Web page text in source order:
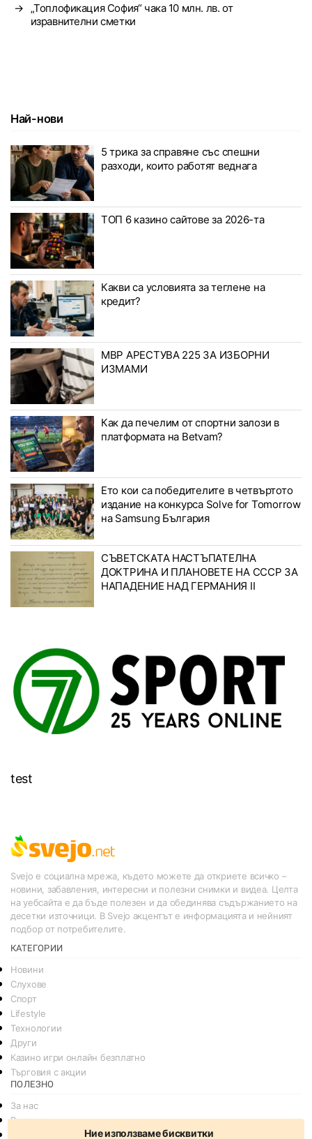
→
„Топлофикация София“ чака 10 млн. лв. от
изравнителни сметки
Най-нови
5 трика за справяне със спешни
разходи, които работят веднага
ТОП 6 казино сайтове за 2026-та
Какви са условията за теглене на
кредит?
МВР АРЕСТУВА 225 ЗА ИЗБОРНИ
ИЗМАМИ
Как да печелим от спортни залози в
платформата на Betvam?
Ето кои са победителите в четвъртото
издание на конкурса Solve for Tomorrow
на Samsung България
СЪВЕТСКАТА НАСТЪПАТЕЛНА
ДОКТРИНА И ПЛАНОВЕТЕ НА СССР ЗА
НАПАДЕНИЕ НАД ГЕРМАНИЯ II
test
Svejo е социална мрежа, където можете да откриете всичко –
новини, забавления, интересни и полезни снимки и видеа. Целта
на уебсайта е да бъде полезен и да обединява съдържанието на
десетки източници. В Svejo акцентът е информацията и нейният
подбор от потребителите.
КАТЕГОРИИ
Новини
Слухове
Спорт
Lifestyle
Технологии
Други
Казино игри онлайн безплатно
Търговия с акции
ПОЛЕЗНО
За нас
Реклама
Ние използваме бисквитки